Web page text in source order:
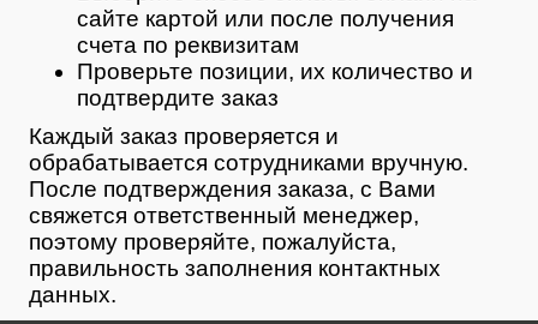
сайте картой или после получения
счета по реквизитам
Проверьте позиции, их количество и
подтвердите заказ
Каждый заказ проверяется и
обрабатывается сотрудниками вручную.
После подтверждения заказа, с Вами
свяжется ответственный менеджер,
поэтому проверяйте, пожалуйста,
правильность заполнения контактных
данных.